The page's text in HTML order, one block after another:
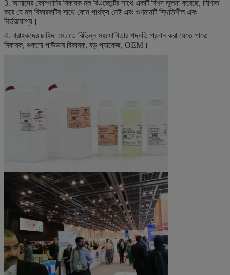
3. আমাদের কোম্পানির বিকারক মূল রিএজেন্টের সাথে একটি বিশদ তুলনা করেছে, নিশ্চিত
করে যে মূল বিকারকটির সাথে কোন পার্থক্য নেই এবং গুণমানটি স্থিতিশীল এবং
নির্ভরযোগ্য।
4. গ্রাহকদের চাহিদা মেটাতে বিভিন্ন সহযোগিতার পদ্ধতি প্রদান করা যেতে পারে:
বিকারক, শুকনো পাউডার বিকারক, বড় প্যাকেজ, OEM।